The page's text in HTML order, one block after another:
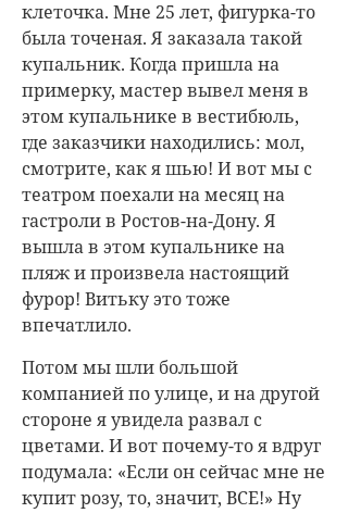
клеточка. Мне 25 лет, фигурка-то
была точеная. Я заказала такой
купальник. Когда пришла на
примерку, мастер вывел меня в
этом купальнике в вестибюль,
где заказчики находились: мол,
смотрите, как я шью! И вот мы с
театром поехали на месяц на
гастроли в Ростов-на-Дону. Я
вышла в этом купальнике на
пляж и произвела настоящий
фурор! Витьку это тоже
впечатлило.
Потом мы шли большой
компанией по улице, и на другой
стороне я увидела развал с
цветами. И вот почему-то я вдруг
подумала: «Если он сейчас мне не
купит розу, то, значит, ВСЕ!» Ну